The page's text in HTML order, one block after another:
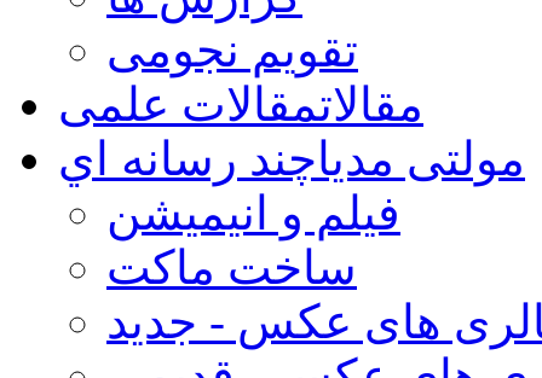
تقویم نجومی
مقالاتمقالات علمی
مولتی مدیاچند رسانه اي
فیلم و انیمیشن
ساخت ماکت
های عکس - جدید